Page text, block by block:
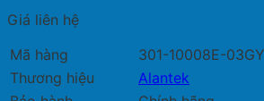
Giá liên hệ
Mã hàng
301-10008E-03GY
Thương hiệu
Alantek